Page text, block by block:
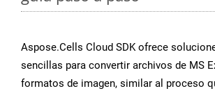
Aspose.Cells Cloud SDK ofrece
sencillas para convertir archivos de MS
formatos de imagen, similar al proceso